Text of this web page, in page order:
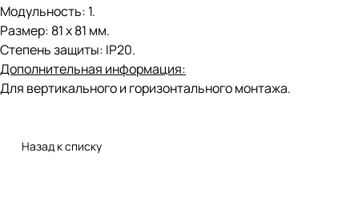
Модульность: 1.
Размер: 81 х 81 мм.
Степень защиты: IP20.
Дополнительная информация:
Для вертикального и горизонтального монтажа.
Назад к списку